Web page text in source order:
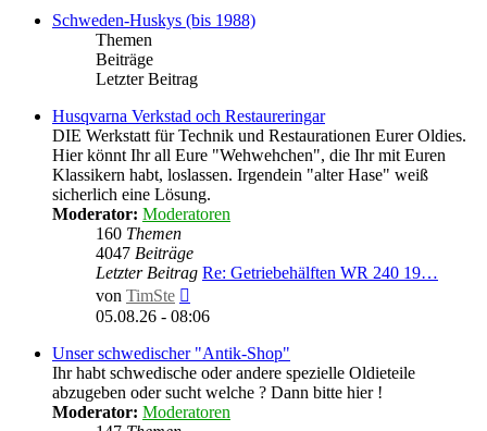
Schweden-Huskys (bis 1988)
Themen
Beiträge
Letzter Beitrag
Husqvarna Verkstad och Restaureringar
DIE Werkstatt für Technik und Restaurationen Eurer Oldies.
Hier könnt Ihr all Eure "Wehwehchen", die Ihr mit Euren
Klassikern habt, loslassen. Irgendein "alter Hase" weiß
sicherlich eine Lösung.
Moderator: Moderatoren
160 Themen
4047 Beiträge
Letzter Beitrag Re: Getriebehälften WR 240 19…
von TimSte
Beitrag
05.08.26 - 08:06
Unser schwedischer "Antik-Shop"
Ihr habt schwedische oder andere spezielle Oldieteile
abzugeben oder sucht welche ? Dann bitte hier !
Moderator: Moderatoren